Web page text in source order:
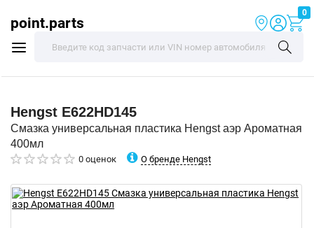
point.parts
0
Hengst E622HD145
Смазка универсальная пластика Hengst аэр Ароматная
400мл
0 оценок О бренде Hengst